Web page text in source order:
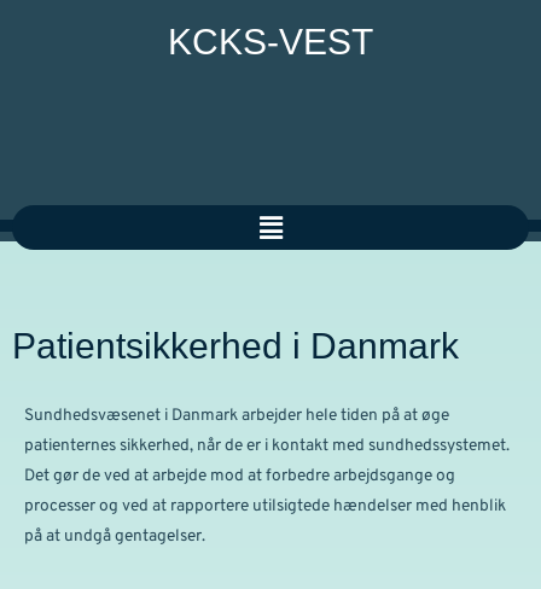
KCKS-VEST
Patientsikkerhed i Danmark
Sundhedsvæsenet i Danmark arbejder hele tiden på at øge
patienternes sikkerhed, når de er i kontakt med sundhedssystemet.
Det gør de ved at arbejde mod at forbedre arbejdsgange og
processer og ved at rapportere utilsigtede hændelser med henblik
på at undgå gentagelser.